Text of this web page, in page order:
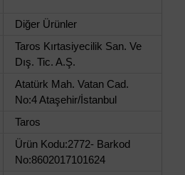
Diğer Ürünler
Taros Kırtasiyecilik San. Ve
Dış. Tic. A.Ş.
Atatürk Mah. Vatan Cad.
No:4 Ataşehir/İstanbul
Taros
Ürün Kodu:2772- Barkod
No:8602017101624